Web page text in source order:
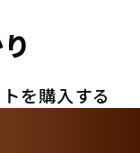
を購入する